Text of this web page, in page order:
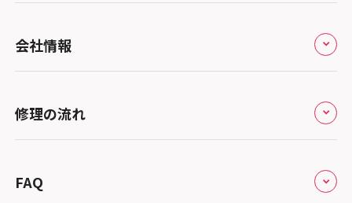
北海道・東北
スマホスピタル大丸札幌
関東
スマホスピタル宇都宮
スマホスピタル 高崎
北陸・甲信越
スマホスピタルアル・プラザ小松
東海
会社情報
会社概要
総務省登録業者
修理の流れ
FAQ